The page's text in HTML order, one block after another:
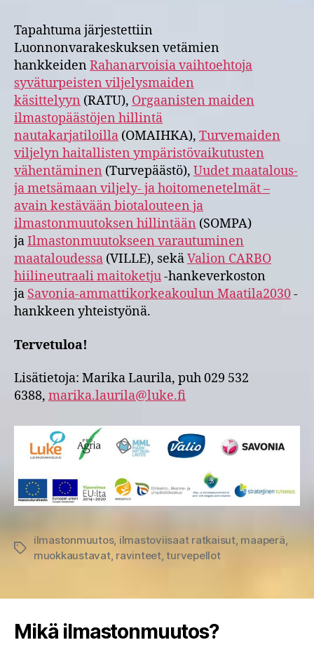
Tapahtuma järjestettiin
Luonnonvarakeskuksen vetämien
hankkeidenRahanarvoisia vaihtoehtoja
syväturpeisten viljelysmaiden
käsittelyyn (RATU), Orgaanisten maiden
ilmastopäästöjen hillintä
nautakarjatiloilla (OMAIHKA), Turvemaiden
viljelyn haitallisten ympäristövaikutusten
vähentäminen (Turvepäästö), Uudet maatalous-
ja metsämaan viljely- ja hoitomenetelmät –
avain kestävään biotalouteen ja
ilmastonmuutoksen hillintään (SOMPA)
jaIlmastonmuutokseen varautuminen
maataloudessa (VILLE), sekäValion CARBO
hiilineutraali maitoketju-hankeverkoston
ja Savonia-ammattikorkeakoulun Maatila2030-
hankkeen yhteistyönä.
Tervetuloa!
Lisätietoja: Marika Laurila, puh 029 532
6388, marika.laurila@luke.fi
Avainsanat
ilmastonmuutos, ilmastoviisaat ratkaisut, maaperä
muokkaustavat, ravinteet, turvepellot
Mikä ilmastonmuutos?